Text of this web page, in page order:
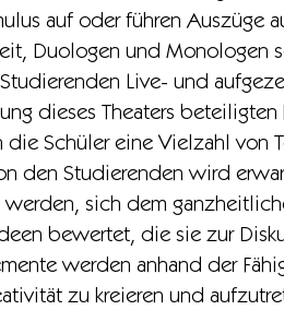
auf oder führen Auszüge
Duologen und Monologen
Live- und
dieses Theaters beteiligten
die Schüler eine Vielzahl von
den Studierenden wird
sich dem
bewertet, die sie zur
werden anhand der
zu kreieren und